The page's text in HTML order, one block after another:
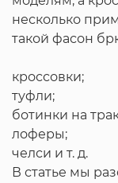
несколько
такой фасон
кроссовки;
туфли;
ботинки на
лоферы;
челси и т. д.
В статье мы